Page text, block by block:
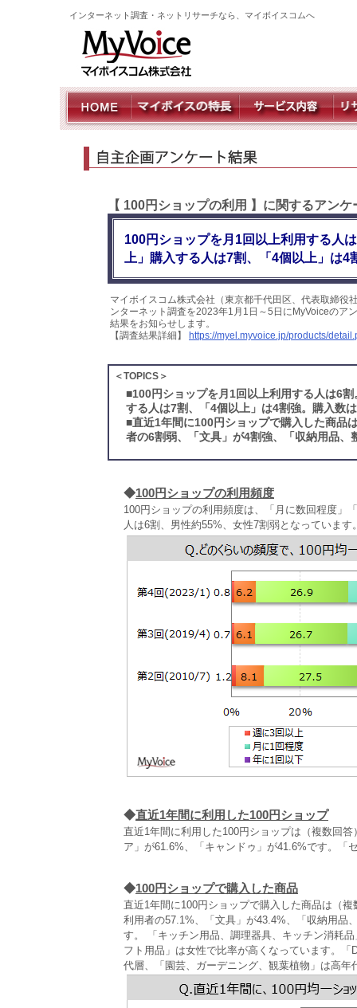
インターネット調査・ネットリサーチなら、マイボイスコムへ
【 100円ショップの利用 】に関するアン
100円ショップを月1回以上利用する人
上」購入する人は7割、「4個以上」は
マイボイスコム株式会社（東京都千代田区、代表取締
ンターネット調査を2023年1月1日～5日にMyVoiceのア
結果をお知らせします。
【調査結果詳細】
https://myel.myvoice.jp/products/
＜TOPICS＞
■100円ショップを月1回以上利用する人は6
する人は7割、「4個以上」は4割強。購入数
■直近1年間に100円ショップで購入した商品
者の6割弱、「文具」が4割強、「収納用品
◆100円ショップの利用頻度
100円ショップの利用頻度は、「月に数回程度」
人は6割、男性約55%、女性7割弱となっています
◆直近1年間に利用した100円ショップ
直近1年間に利用した100円ショップは（複数回
ア」が61.6%、「キャンドゥ」が41.6%です。「
◆100円ショップで購入した商品
直近1年間に100円ショップで購入した商品は（
利用者の57.1%、「文具」が43.4%、「収納用品
す。 「キッチン用品、調理器具、キッチン消耗
フト用品」は女性で比率が高くなっています。
代層、「園芸、ガーデニング、観葉植物」は高年